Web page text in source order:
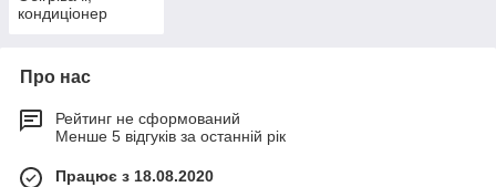
кондиціонер
Про нас
Рейтинг не сформований
Менше 5 відгуків за останній рік
Працює з 18.08.2020